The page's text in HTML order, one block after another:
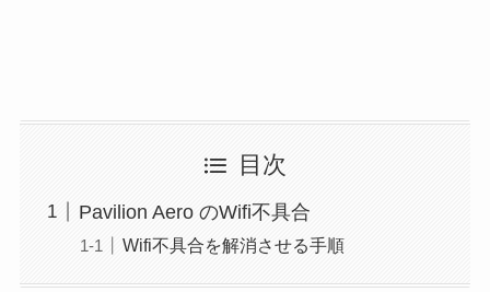
目次
Pavilion Aero のWifi不具合
Wifi不具合を解消させる手順